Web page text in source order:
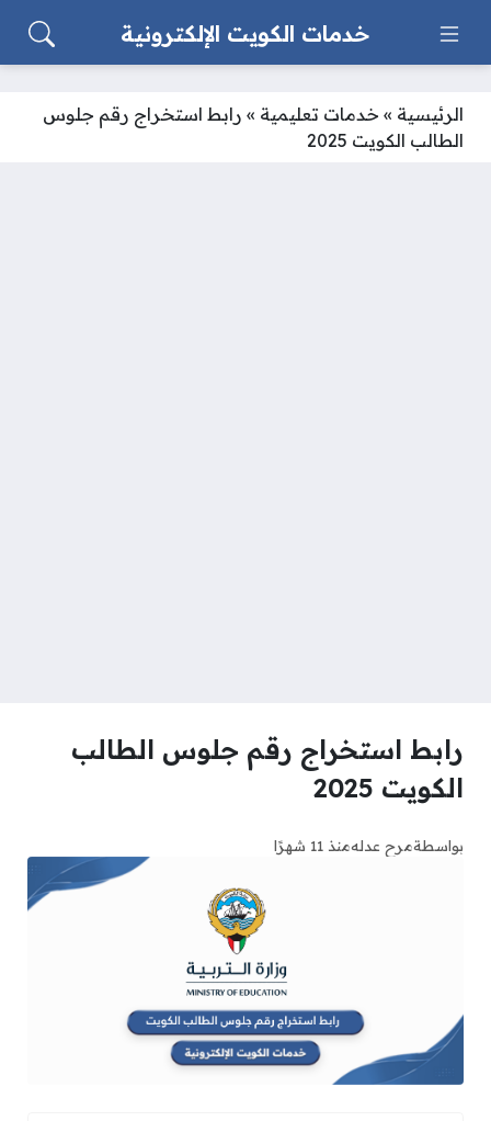
خدمات الكويت الإلكترونية
الرئيسية » خدمات تعليمية » رابط استخراج رقم جلوس
الطالب الكويت 2025
رابط استخراج رقم جلوس الطالب
الكويت 2025
بواسطةمرح عدلهمنذ 11 شهرًا